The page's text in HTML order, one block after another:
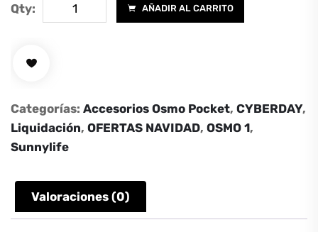
Qty:
estuche
para
cantidad
AÑADIR AL CARRITO
Categorías: Accesorios Osmo Pocket, CYBERDAY,
Liquidación, OFERTAS NAVIDAD, OSMO 1,
Sunnylife
Valoraciones (0)